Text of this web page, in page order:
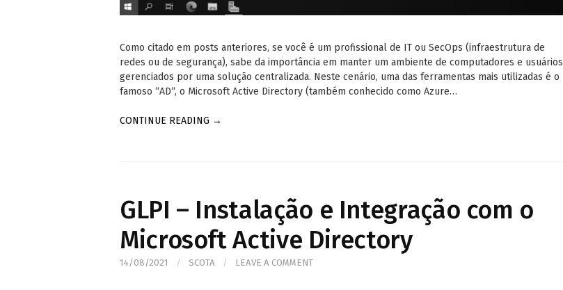
Como citado em posts anteriores, se você é um profissional de IT ou SecOps (infraestrutura de
redes ou de segurança), sabe da importância em manter um ambiente de computadores e usuários
gerenciados por uma solução centralizada. Neste cenário, uma das ferramentas mais utilizadas é o
famoso “AD“, o Microsoft Active Directory (também conhecido como Azure…
CONTINUE READING →
GLPI – Instalação e Integração com o
Microsoft Active Directory
14/08/2021 / SCOTA / LEAVE A COMMENT